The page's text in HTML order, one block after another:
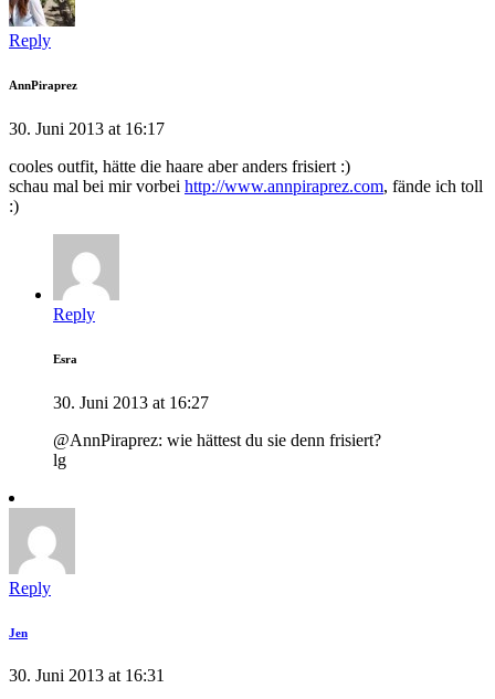
Reply
AnnPiraprez
30. Juni 2013 at 16:17
cooles outfit, hätte die haare aber anders frisiert :)
schau mal bei mir vorbei http://www.annpiraprez.com, fände ich toll
:)
Reply
Esra
30. Juni 2013 at 16:27
@AnnPiraprez: wie hättest du sie denn frisiert?
lg
Reply
Jen
30. Juni 2013 at 16:31